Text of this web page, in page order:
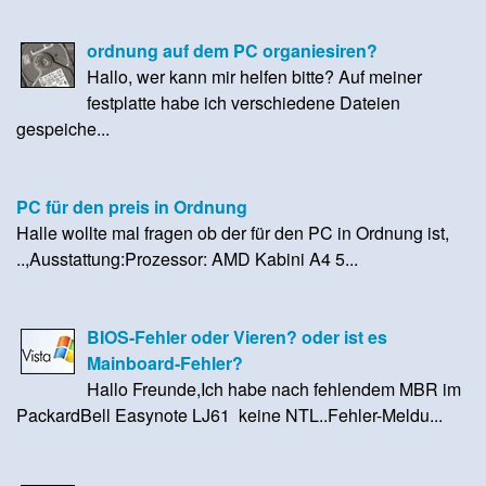
ordnung auf dem PC organiesiren?
Hallo, wer kann mir helfen bitte? Auf meiner
festplatte habe ich verschiedene Dateien
gespeiche...
PC für den preis in Ordnung
Halle wollte mal fragen ob der für den PC in Ordnung ist,
..,Ausstattung:Prozessor: AMD Kabini A4 5...
BIOS-Fehler oder Vieren? oder ist es
Mainboard-Fehler?
Hallo Freunde,Ich habe nach fehlendem MBR im
PackardBell Easynote LJ61 keine NTL..Fehler-Meldu...